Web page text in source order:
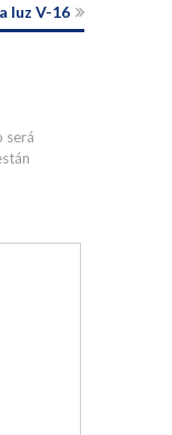
luz V-16
será